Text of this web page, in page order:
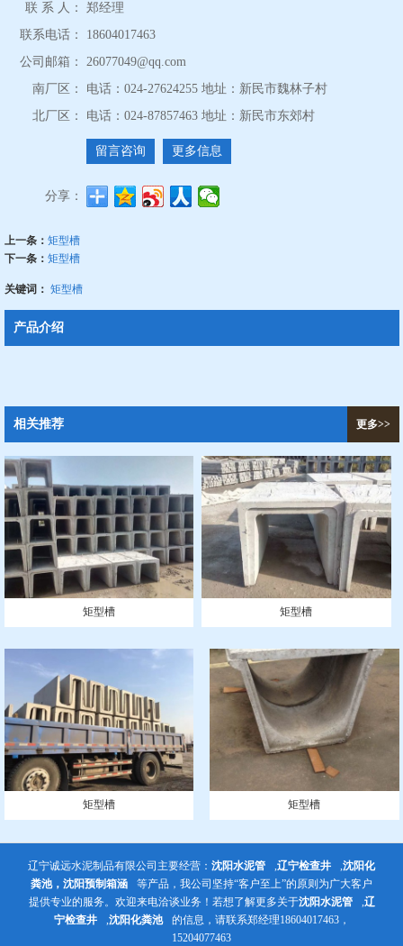
联 系 人：
郑经理
联系电话：
18604017463
公司邮箱：
26077049@qq.com
南厂区：
电话：024-27624255 地址：新民市魏林子村
北厂区：
电话：024-87857463 地址：新民市东郊村
留言咨询 更多信息
分享：
上一条： 矩型槽
下一条： 矩型槽
关键词： 矩型槽
产品介绍
相关推荐 更多>>
矩型槽 矩型槽
矩型槽 矩型槽
辽宁诚远水泥制品有限公司主要经营： 沈阳水泥管 ,辽宁检查井 ,沈阳化
粪池，沈阳预制箱涵
等产品，我公司坚持“客户至上”的原则为广大客户
提供专业的服务。欢迎来电洽谈业务！若想了解更多关于沈阳水泥管 ,辽
宁检查井
,沈阳化粪池
的信息，请联系郑经理18604017463，
15204077463